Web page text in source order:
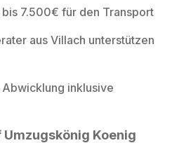
7.500€ für den Transport
aus Villach unterstützen
inklusive
Koenig